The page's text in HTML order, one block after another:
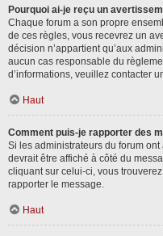
Pourquoi ai-je reçu un
Chaque forum a son propre
de ces règles, vous recevrez un
décision n’appartient qu’aux
aucun cas responsable du
d’informations, veuillez contacter
Haut
Comment puis-je rapporter des
Si les administrateurs du forum
devrait être affiché à côté du
cliquant sur celui-ci, vous
rapporter le message.
Haut